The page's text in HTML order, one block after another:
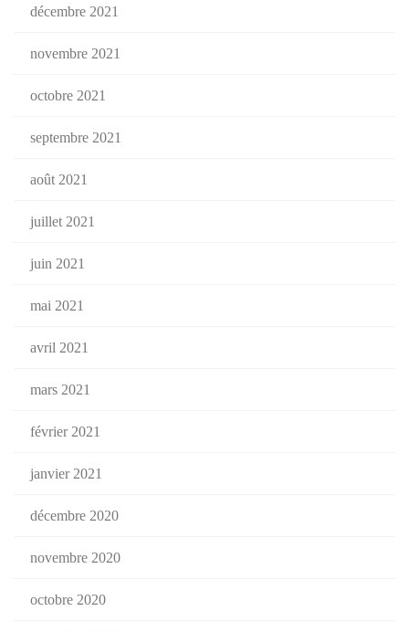
décembre 2021
novembre 2021
octobre 2021
septembre 2021
août 2021
juillet 2021
juin 2021
mai 2021
avril 2021
mars 2021
février 2021
janvier 2021
décembre 2020
novembre 2020
octobre 2020